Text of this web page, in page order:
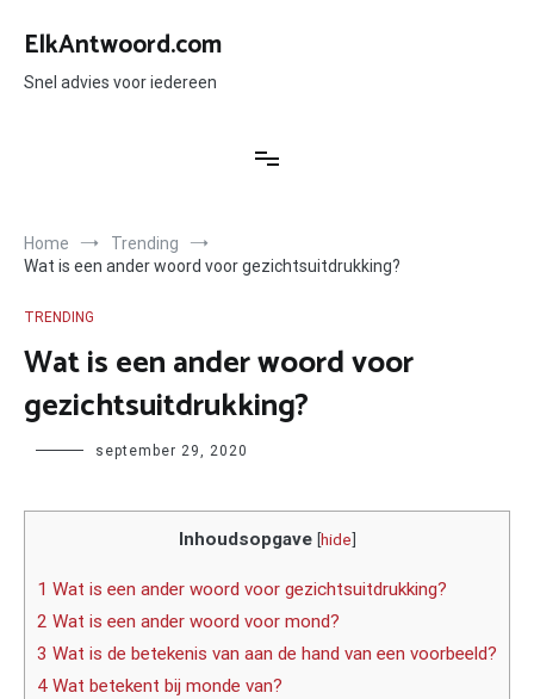
naar
inhoud
ElkAntwoord.com
Snel advies voor iedereen
Home
Trending
Wat is een ander woord voor gezichtsuitdrukking?
TRENDING
Wat is een ander woord voor
gezichtsuitdrukking?
Author september 29, 2020
Inhoudsopgave [hide]
1 Wat is een ander woord voor gezichtsuitdrukking?
2 Wat is een ander woord voor mond?
3 Wat is de betekenis van aan de hand van een voorbeeld?
4 Wat betekent bij monde van?